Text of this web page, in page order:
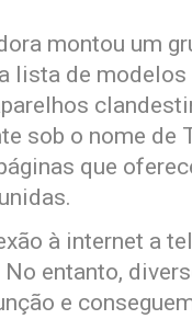
montou um
lista de
sob o nome de
que
à internet a
entanto,
e